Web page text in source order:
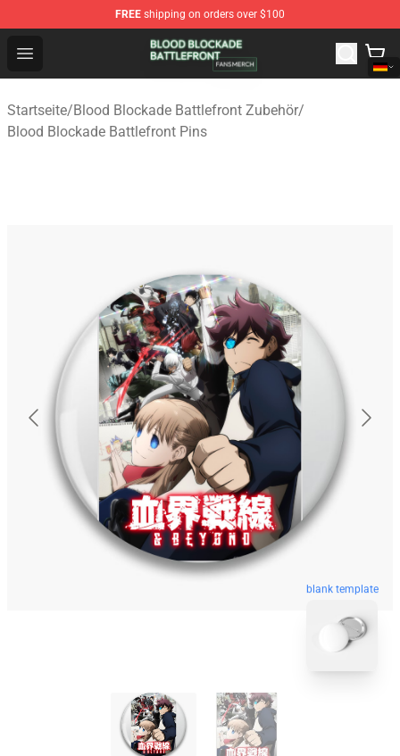
FREE shipping on orders over $100
Open menu
Blood Blockade Battlefront Shop - Official Blood
Startseite/Blood Blockade Battlefront Zubehör/
Blood Blockade Battlefront Pins
blank template